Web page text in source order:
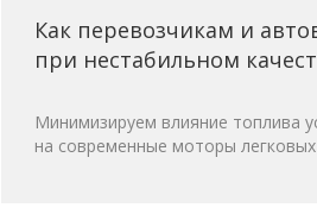
Как перевозчикам и
при нестабильном
Минимизируем влияние топлива
на современные моторы